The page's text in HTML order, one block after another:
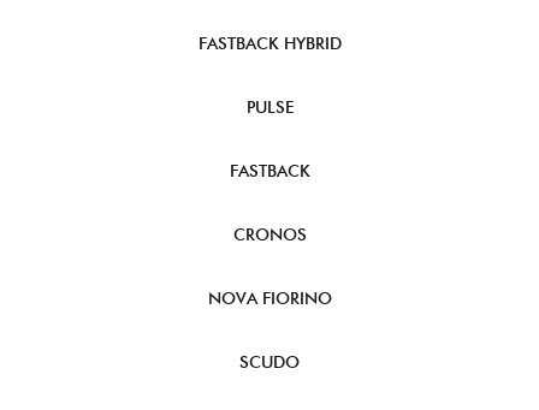
FASTBACK HYBRID
PULSE
FASTBACK
CRONOS
NOVA FIORINO
SCUDO